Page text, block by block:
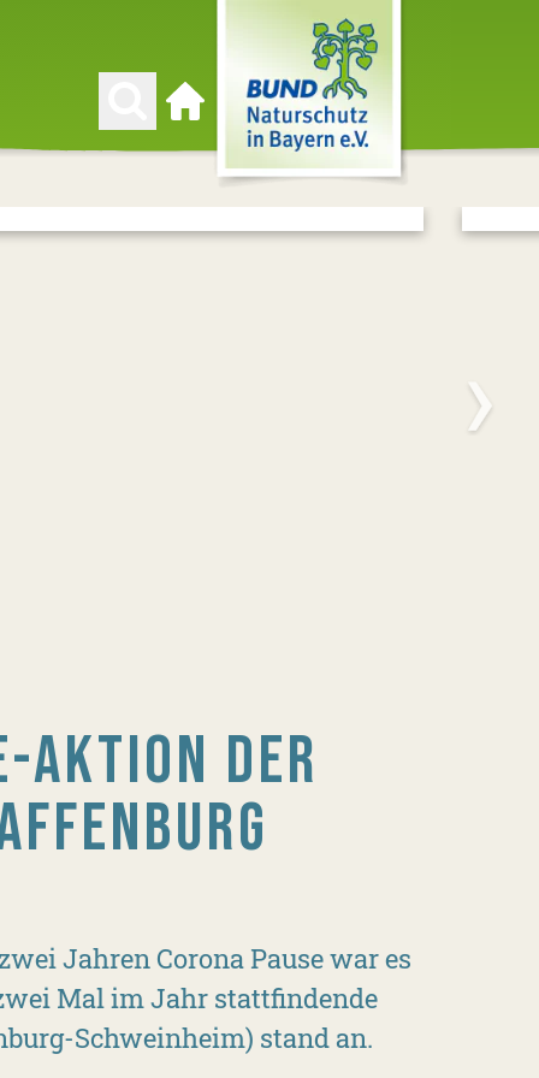
Zur Startseite
AKTION DER
Jahren Corona Pause war es
Mal im Jahr stattfindende
Schweinheim) stand an.